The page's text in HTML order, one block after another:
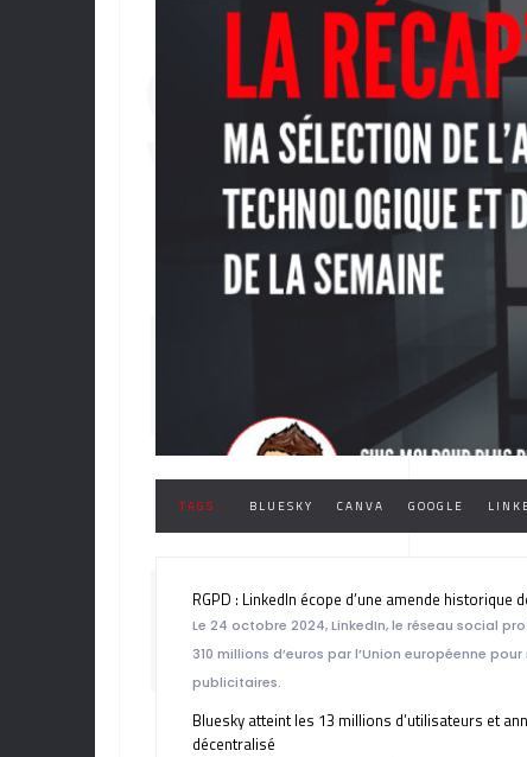
TAGS : BLUESKY CANVA GOOGLE
RGPD : LinkedIn écope d’une amende historique
Le 24 octobre 2024, LinkedIn, le réseau social
310 millions d’euros par l’Union européenne
publicitaires.
Bluesky atteint les 13 millions d’utilisateurs et
décentralisé